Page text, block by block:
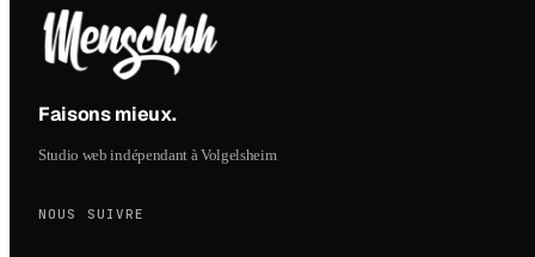
Faisons mieux.
Studio web indépendant à Volgelsheim
NOUS SUIVRE